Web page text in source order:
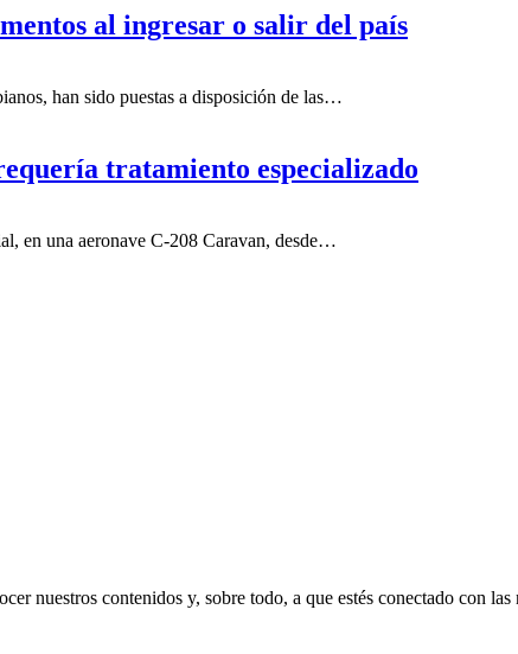
al ingresar o salir del país
han sido puestas a disposición de las…
tratamiento especializado
en una aeronave C-208 Caravan, desde…
nuestros contenidos y, sobre todo, a que estés conectado con